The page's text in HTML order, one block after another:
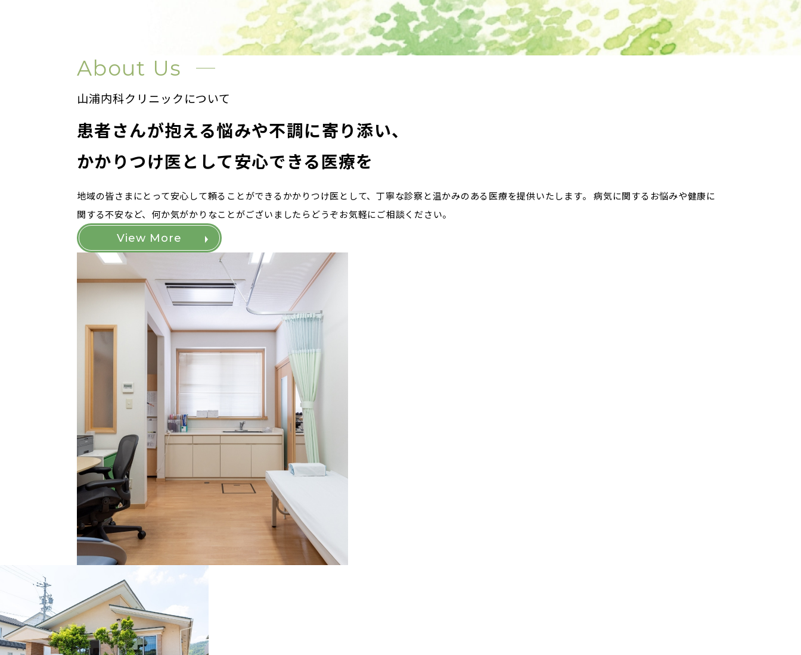
About Us
山浦内科クリニックについて
患者さんが抱える悩みや不調に寄り添い、
かかりつけ医として安心できる医療を
地域の皆さまにとって安心して頼ることができるかかりつけ医として、丁寧な診察と温かみのある医療を提供いたします。 病気に関するお悩みや健康に
関する不安など、何か気がかりなことがございましたらどうぞお気軽にご相談ください。
View More